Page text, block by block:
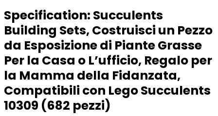
Specification: Succulents
Building Sets, Costruisci un Pezzo
da Esposizione di Piante Grasse
Per la Casa o L’ufficio, Regalo per
la Mamma della Fidanzata,
Compatibili con Lego Succulents
10309 (682 pezzi)